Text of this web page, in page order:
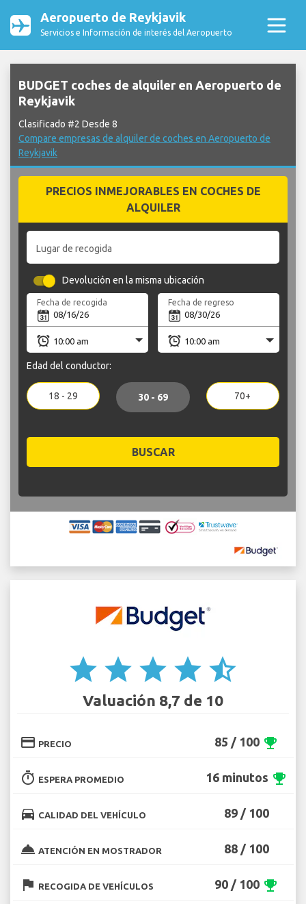
Aeropuerto de Reykjavik
Servicios e Información de interés del Aeropuerto
BUDGET coches de alquiler en Aeropuerto de
Reykjavik
Clasificado #2 Desde 8
Compare empresas de alquiler de coches en Aeropuerto de
Reykjavik
PRECIOS INMEJORABLES EN COCHES DE
ALQUILER
Lugar de recogida
Devolución en la misma ubicación
Fecha de recogida Fecha de regreso
Edad del conductor:
18 - 29 30 - 69 70+
BUSCAR
star star star star star_half
Valuación 8,7 de 10
credit_card PRECIO 85 / 100 emoji_events
timer ESPERA PROMEDIO 16 minutos emoji_events
directions_car CALIDAD DEL VEHÍCULO 89 / 100
room_service ATENCIÓN EN MOSTRADOR 88 / 100
flag RECOGIDA DE VEHÍCULOS 90 / 100 emoji_events